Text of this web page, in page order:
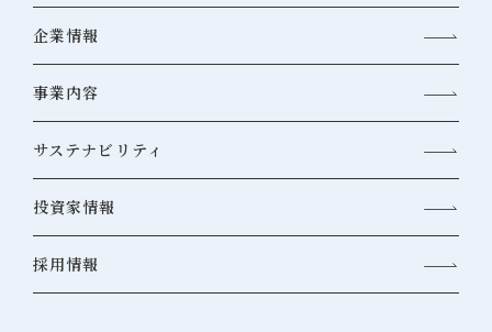
企業情報
事業内容
サステナビリティ
投資家情報
採用情報